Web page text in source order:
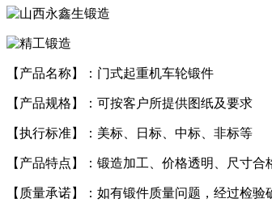
【产品名称】：门式起重机车轮锻件
【产品规格】：可按客户所提供图纸及要求
【执行标准】：美标、日标、中标、非标等
【产品特点】：锻造加工、价格透明、尺寸合
【质量承诺】：如有锻件质量问题，经过检验